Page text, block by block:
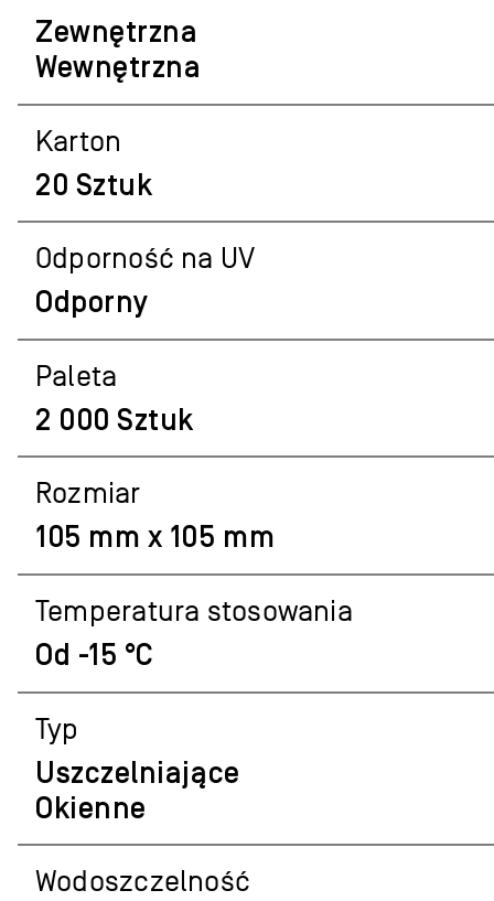
Zewnętrzna
Wewnętrzna
Karton
20 Sztuk
Odporność na UV
Odporny
Paleta
2 000 Sztuk
Rozmiar
105 mm x 105 mm
Temperatura stosowania
Od -15 °C
Typ
Uszczelniające
Okienne
Wodoszczelność